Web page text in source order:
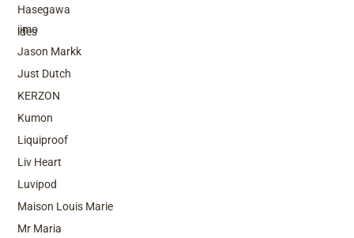
Top Brands
iimo
Jason Markk
Just Dutch
KERZON
Kumon
Liquiproof
Liv Heart
Luvipod
Maison Louis Marie
Mr Maria
Hasegawa
ides